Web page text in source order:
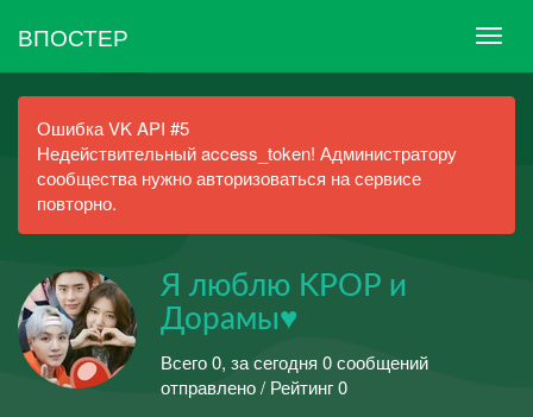
ВПОСТЕР
Ошибка VK API #5
Недействительный access_token! Администратору
сообщества нужно авторизоваться на сервисе
повторно.
Я люблю KPOP и
Дорамы♥
Всего 0, за сегодня 0 сообщений
отправлено / Рейтинг 0